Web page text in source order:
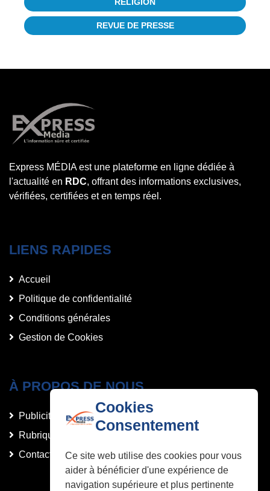
Cookies
Consentement
Ce site web utilise des cookies pour vous
aider à bénéficier d'une expérience de
navigation supérieure et plus pertinente
REVUE DE PRESSE
Express MÉDIA est une plateforme en ligne dédiée à
l'actualité en RDC, offrant des informations exclusives,
vérifiées, certifiées et en temps réel.
LIENS RAPIDES
Accueil
Politique de confidentialité
Conditions générales
Gestion de Cookies
À PROPOS DE NOUS
Publicités et Annonces
Rubriques
Contact